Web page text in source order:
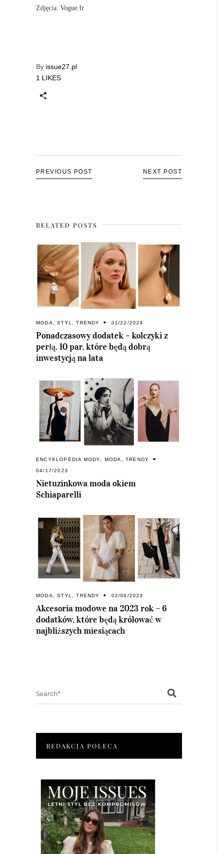
Zdjęcia: Vogue.fr
By issue27.pl
1 LIKES
PREVIOUS POST NEXT POST
RELATED POSTS
MODA,STYL,TRENDY 01/22/2024
Ponadczasowy dodatek – kolczyki z
perłą. 10 par, które będą dobrą
inwestycją na lata
ENCYKLOPEDIA MODY MODA ,TRENDY
04/17/2023
Nietuzinkowa moda okiem
Schiaparelli
MODA,STYL,TRENDY 02/06/2023
Akcesoria modowe na 2023 rok – 6
dodatków, które będą królować w
najbliższych miesiącach
REDAKCJA POLECA